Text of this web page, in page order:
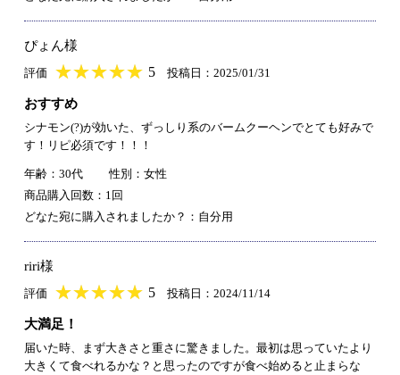
ぴょん様
評価 ★★★★★
★★★★★ 5 投稿日：2025/01/31
おすすめ
シナモン(?)が効いた、ずっしり系のバームクーヘンでとても好みで
す！リピ必須です！！！
年齢：30代
性別：女性
商品購入回数：1回
どなた宛に購入されましたか？：自分用
riri様
評価 ★★★★★
★★★★★ 5 投稿日：2024/11/14
大満足！
届いた時、まず大きさと重さに驚きました。最初は思っていたより
大きくて食べれるかな？と思ったのですが食べ始めると止まらな